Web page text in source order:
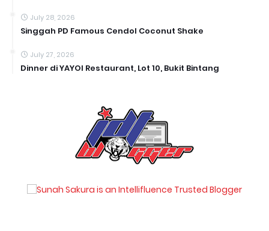
July 28, 2026
Singgah PD Famous Cendol Coconut Shake
July 27, 2026
Dinner di YAYOI Restaurant, Lot 10, Bukit Bintang